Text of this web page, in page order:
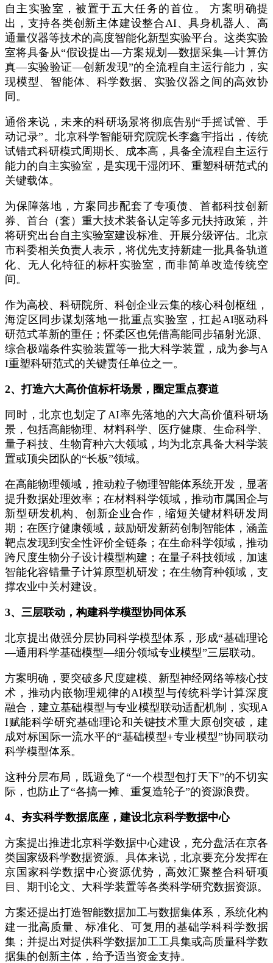
自主实验室，被置于五大任务的首位。 方案明确提
出，支持各类创新主体建设整合AI、具身机器人、高
通量仪器等技术的高度智能化新型实验平台。这类实验
室将具备从“假设提出—方案规划—数据采集—计算仿
真—实验验证—创新发现”的全流程自主运行能力，实
现模型、智能体、科学数据、实验仪器之间的高效协
同。
通俗来说，未来的科研场景将彻底告别“手摇试管、手
动记录”。北京科学智能研究院院长李鑫宇指出，传统
试错式科研模式周期长、成本高，具备全流程自主运行
能力的自主实验室，是实现干湿闭环、重塑科研范式的
关键载体。
为保障落地，方案同步配套了专项债、首都科技创新
券、首台（套）重大技术装备认定等多元扶持政策，并
将研究出台自主实验室建设标准、开展分级评估。北京
市科委相关负责人表示，将优先支持新建一批具备轨道
化、无人化特征的标杆实验室，而非简单改造传统空
间。
作为高校、科研院所、科创企业云集的核心科创枢纽，
海淀区同步谋划落地一批重点实验室，扛起AI驱动科
研范式革新的重任；怀柔区也凭借高能同步辐射光源、
综合极端条件实验装置等一批大科学装置，成为参与A
I重塑科研范式的关键责任单位之一。
2、打造六大高价值标杆场景，圈定重点赛道
同时，北京也划定了AI率先落地的六大高价值科研场
景，包括高能物理、材料科学、医疗健康、生命科学、
量子科技、生物育种六大领域，均为北京具备大科学装
置或顶尖团队的“长板”领域。
在高能物理领域，推动粒子物理智能体系统开发，显著
提升数据处理效率；在材料科学领域，推动市属国企与
新型研发机构、创新企业合作，缩短关键材料研发周
期；在医疗健康领域，鼓励研发新药创制智能体，涵盖
靶点发现到安全性评价全链条；在生命科学领域，推动
跨尺度生物分子设计模型构建；在量子科技领域，加速
智能化容错量子计算原型机研发；在生物育种领域，支
撑农业中关村建设。
3、三层联动，构建科学模型协同体系
北京提出做强分层协同科学模型体系，形成“基础理论
—通用科学基础模型—细分领域专业模型”三层联动。
方案明确，要突破多尺度建模、新型神经网络等核心技
术，推动内嵌物理规律的AI模型与传统科学计算深度
融合，建立基础模型与专业模型联动适配机制，实现A
I赋能科学研究基础理论和关键技术重大原创突破，建
成对标国际一流水平的“基础模型+专业模型”协同联动
科学模型体系。
这种分层布局，既避免了“一个模型包打天下”的不切实
际，也防止了“各搞一摊、重复造轮子”的资源浪费。
4、夯实科学数据底座，建设北京科学数据中心
方案提出推进北京科学数据中心建设，充分盘活在京各
类国家级科学数据资源。具体来说，北京要充分发挥在
京国家科学数据中心资源优势，高效汇聚整合科研项
目、期刊论文、大科学装置等各类科学研究数据资源。
方案还提出打造智能数据加工与数据集体系，系统化构
建一批高质量、标准化、可复用的基础学科科学数据
集；并提出对提供科学数据加工工具集或高质量科学数
据集的创新主体，给予适当资金支持。